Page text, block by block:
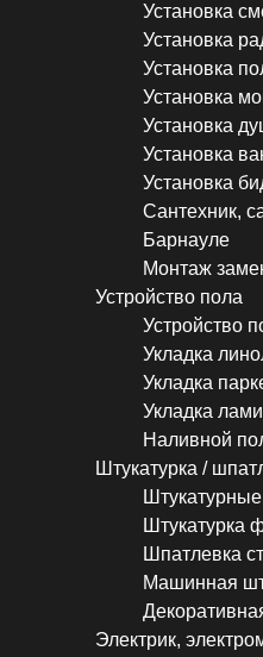
Установка
Установка
Установка
Установка
Установка
Установка
Установка
Сантехник,
Барнауле
Монтаж
Устройство пола
Устройство
Укладка
Укладка
Укладка
Наливной
Штукатурка /
Штукатурка
Шпатлевка
Машинная
Электрик,